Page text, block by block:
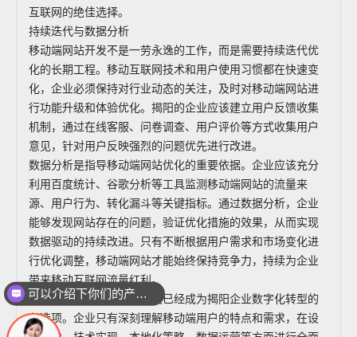
互联网的绝佳选择。
持续迭代与数据分析
移动端网站开发不是一劳永逸的工作，而是需要持续迭代优
化的长期工程。移动互联网技术和用户使用习惯都在快速变
化，企业必须保持对行业动态的关注，及时对移动端网站进
行功能升级和体验优化。揭阳的企业应该建立用户反馈收集
机制，通过在线客服、问卷调查、用户评价等方式收集用户
意见，针对用户反映强烈的问题优先进行改进。
数据分析是指导移动端网站优化的重要依据。企业应该充分
利用百度统计、谷歌分析等工具监测移动端网站的流量来
源、用户行为、转化漏斗等关键指标。通过数据分析，企业
能够发现网站存在的问题，验证优化措施的效果，从而实现
数据驱动的持续改进。只有不断根据用户需求和市场变化进
行优化调整，移动端网站才能始终保持竞争力，持续为企业
带来移动互联网流量红利。
综上所述，移动端网站开发已经成为揭阳企业数字化转型的
必选项。企业只有深刻理解移动端用户的特点和需求，在设
可以介绍下你们的产品么